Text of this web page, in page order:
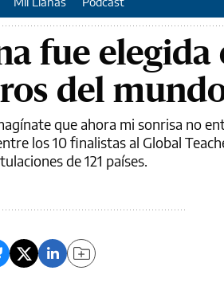
fue elegida
del
que ahora mi sonrisa no
los 10 finalistas al Global
de 121 países.